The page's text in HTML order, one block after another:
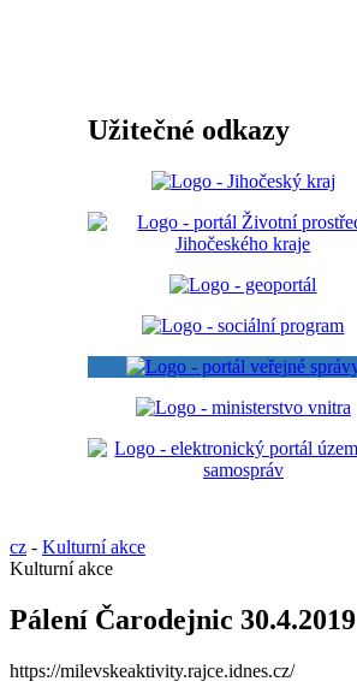
Užitečné odkazy
cz - Kulturní akce
Kulturní akce
Pálení Čarodejnic 30.4.2019
https://milevskeaktivity.rajce.idnes.cz/